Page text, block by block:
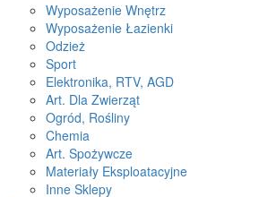
Wyposażenie Wnętrz
Wyposażenie Łazienki
Odzież
Sport
Elektronika, RTV, AGD
Art. Dla Zwierząt
Ogród, Rośliny
Chemia
Art. Spożywcze
Materiały Eksploatacyjne
Inne Sklepy